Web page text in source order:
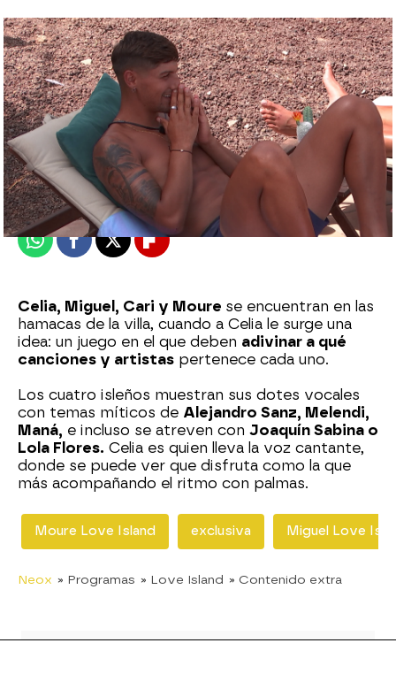
neox
Madrid
Publicado:18 de mayo de 2021, 10:24
WhatsappFacebook
X Flipboard
Celia, Miguel, Cari y Moure se encuentran en las
hamacas de la villa, cuando a Celia le surge una
idea: un juego en el que deben adivinar a qué
canciones y artistas pertenece cada uno.
Los cuatro isleños muestran sus dotes vocales
con temas míticos de Alejandro Sanz, Melendi,
Maná, e incluso se atreven con Joaquín Sabina o
Lola Flores. Celia es quien lleva la voz cantante,
donde se puede ver que disfruta como la que
más acompañando el ritmo con palmas.
Moure Love Island exclusiva Miguel Love
Neox » Programas » Love Island » Contenido extra